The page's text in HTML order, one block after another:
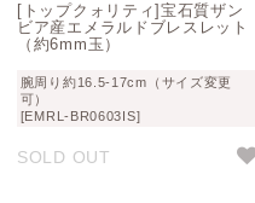
[トップクォリティ]宝石質ザン
ビア産エメラルドブレスレット
（約6mm玉）
腕周り約16.5-17cm（サイズ変更
可）
[EMRL-BR0603IS]
SOLD OUT